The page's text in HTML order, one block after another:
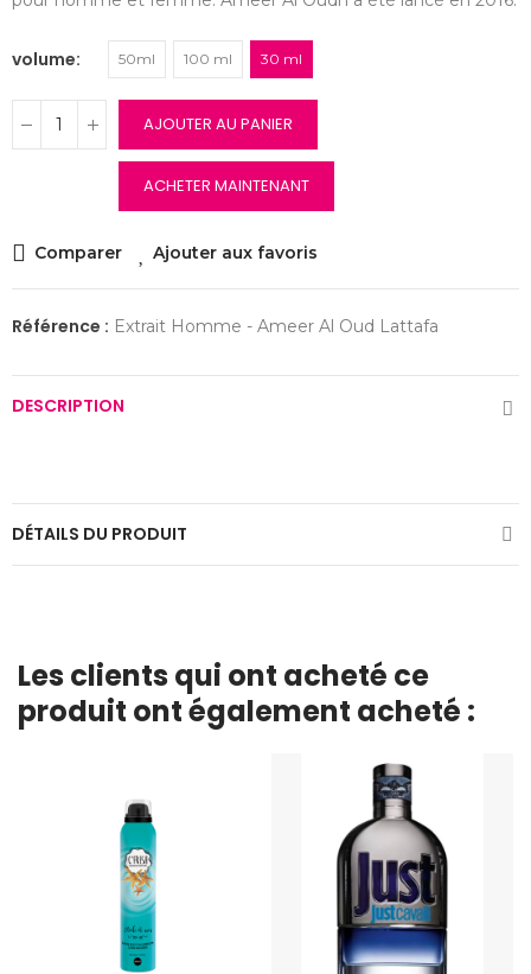
volume 50ml 100 ml 30 ml
AJOUTER AU PANIER
ACHETER MAINTENANT
Comparer Ajouter aux favoris
Référence : Extrait Homme - Ameer Al Oud Lattafa
DESCRIPTION
DÉTAILS DU PRODUIT
Les clients qui ont acheté ce
produit ont également acheté :